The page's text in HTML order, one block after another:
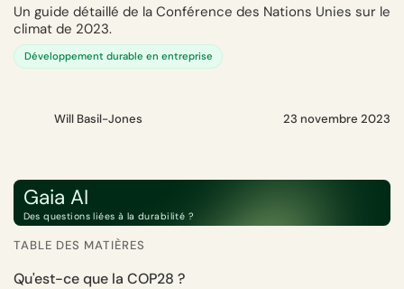
Un guide détaillé de la Conférence des Nations Unies sur le
climat de 2023.
Développement durable en entreprise
Will Basil-Jones 23 novembre 2023
Gaia AI
Des questions liées à la durabilité ?
TABLE DES MATIÈRES
Qu'est-ce que la COP28 ?